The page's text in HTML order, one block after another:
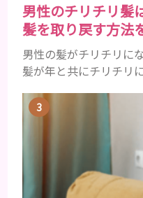
男性のチリチリ髪
髪を取り戻す方法
男性の髪がチリチリに
髪が年と共にチリチリ
にツヤがあった男性
でペタンとするように
ょう。特に大人の男性
以降の男性に悩んでい
髪が生え変わるサイク
ます。髪が太くならな